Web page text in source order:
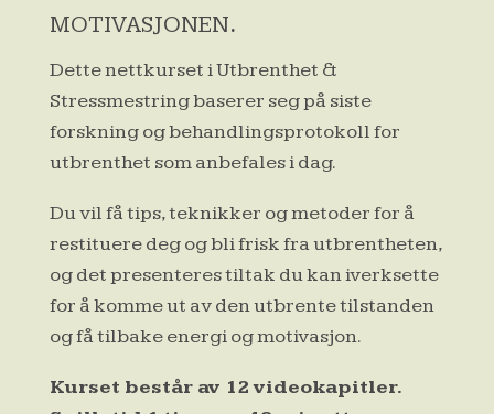
motivasjonen.
Dette nettkurset i Utbrenthet &
Stressmestring baserer seg på siste
forskning og behandlingsprotokoll for
utbrenthet som anbefales i dag.
Du vil få tips, teknikker og metoder for å
restituere deg og bli frisk fra utbrentheten,
og det presenteres tiltak du kan iverksette
for å komme ut av den utbrente tilstanden
og få tilbake energi og motivasjon.
Kurset består av 12 videokapitler.